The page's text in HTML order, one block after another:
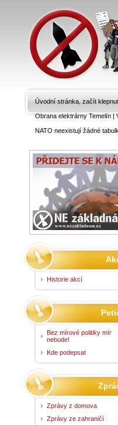
Úvodní stránka, začít
Obrana elektrárny Temelín|
NATO neexistují žádné
Historie akcí
Bez mírové politiky mír
nebude!
Kde podepsat
Zprávy z domova
Zprávy ze zahraničí